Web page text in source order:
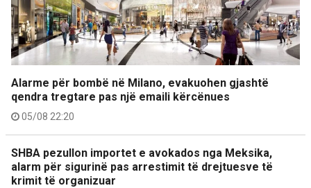
Alarme për bombë në Milano, evakuohen gjashtë
qendra tregtare pas një emaili kërcënues
05/08 22:20
SHBA pezullon importet e avokados nga Meksika,
alarm për sigurinë pas arrestimit të drejtuesve të
krimit të organizuar